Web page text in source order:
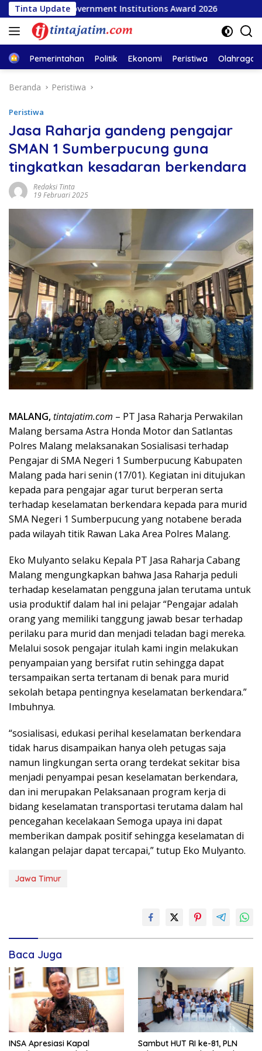
Langsung
ke
konten
Tinta Update
Government Institutions Award 2026 INSA
HomePemerintahan Politik Ekonomi Peristiwa Olahraga
Beranda Peristiwa
Peristiwa
Jasa Raharja gandeng pengajar
SMAN 1 Sumberpucung guna
tingkatkan kesadaran berkendara
Redaksi Tinta
19 Februari 2025
MALANG,tintajatim.com – PT Jasa Raharja Perwakilan
Malang bersama Astra Honda Motor dan Satlantas
Polres Malang melaksanakan Sosialisasi terhadap
Pengajar di SMA Negeri 1 Sumberpucung Kabupaten
Malang pada hari senin (17/01). Kegiatan ini ditujukan
kepada para pengajar agar turut berperan serta
terhadap keselamatan berkendara kepada para murid
SMA Negeri 1 Sumberpucung yang notabene berada
pada wilayah titik Rawan Laka Area Polres Malang.
Eko Mulyanto selaku Kepala PT Jasa Raharja Cabang
Malang mengungkapkan bahwa Jasa Raharja peduli
terhadap keselamatan pengguna jalan terutama untuk
usia produktif dalam hal ini pelajar “Pengajar adalah
orang yang memiliki tanggung jawab besar terhadap
perilaku para murid dan menjadi teladan bagi mereka.
Melalui sosok pengajar itulah kami ingin melakukan
penyampaian yang bersifat rutin sehingga dapat
tersampaikan serta tertanam di benak para murid
sekolah betapa pentingnya keselamatan berkendara.”
Imbuhnya.
“sosialisasi, edukasi perihal keselamatan berkendara
tidak harus disampaikan hanya oleh petugas saja
namun lingkungan serta orang terdekat sekitar bisa
menjadi penyampai pesan keselamatan berkendara,
dan ini merupakan Pelaksanaan program kerja di
bidang keselamatan transportasi terutama dalam hal
pencegahan kecelakaan Semoga upaya ini dapat
memberikan dampak positif sehingga keselamatan di
kalangan pelajar dapat tercapai,” tutup Eko Mulyanto.
Jawa Timur
Baca Juga
INSA Apresiasi Kapal
Sambut HUT RI ke-81, PLN